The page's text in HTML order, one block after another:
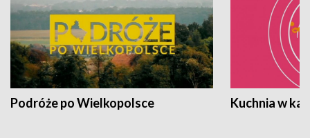
Podróże po Wielkopolsce Kuchnia w